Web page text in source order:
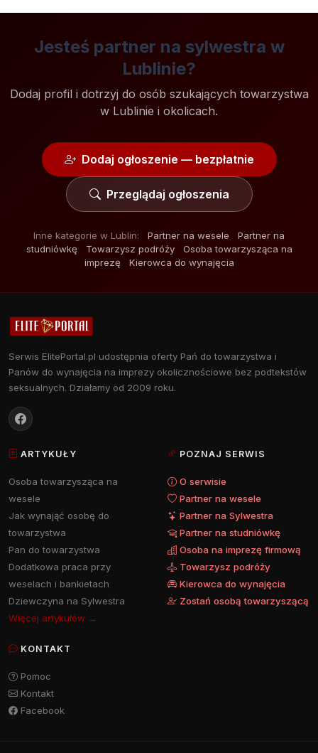
Jesteś partner na sylwestra w
Lublinie?
Dodaj profil i dotrzyj do osób szukających towarzystwa
w Lublinie i okolicach.
Dodaj ogłoszenie — bezpłatnie
Przeglądaj ogłoszenia
Inne kategorie w Lublin: Partner na wesele
Partner na
studniówkę
Towarzysz podróży
Osoba towarzysząca na
imprezę
Kierowca do wynajęcia
Serwis ElitePortal.pl udostępnia oferty Pań do towarzystwa i
Panów do wynajęcia na imprezy okolicznościowe bez podtekstów
seksualnych. Działamy od 2009 roku.
ARTYKUŁY
Osoba towarzysząca na
wesele
Jak wynająć osobę do
towarzystwa
Pan do towarzystwa
Dodatkowa praca przy
weselach i bankietach
Dziewczyna na Sylwestra
Więcej artykułów →
POZNAJ SERWIS
O serwisie
Partner na wesele
Partner na Sylwestra
Partner na studniówkę
Osoba na imprezę firmową
Towarzysz podróży
Kierowca do wynajęcia
Zostań osobą towarzyszącą
KONTAKT
Pomoc
Kontakt
Facebook